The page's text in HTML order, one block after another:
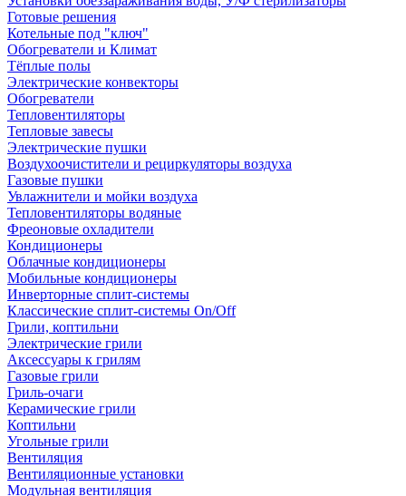
Готовые решения
Котельные под "ключ"
Обогреватели и Климат
Тёплые полы
Электрические конвекторы
Обогреватели
Тепловентиляторы
Тепловые завесы
Электрические пушки
Воздухоочистители и рециркуляторы воздуха
Газовые пушки
Увлажнители и мойки воздуха
Тепловентиляторы водяные
Фреоновые охладители
Кондиционеры
Облачные кондиционеры
Мобильные кондиционеры
Инверторные сплит-системы
Классические сплит-системы On/Off
Грили, коптильни
Электрические грили
Аксессуары к грилям
Газовые грили
Гриль-очаги
Керамические грили
Коптильни
Угольные грили
Вентиляция
Вентиляционные установки
Модульная вентиляция